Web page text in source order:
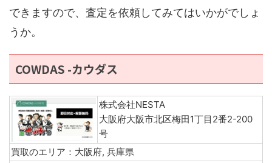
できますので、査定を依頼してみてはいかがでしょ
うか。
COWDAS -カウダス
株式会社NESTA
大阪府大阪市北区梅田1丁目2番2-200
号
買取のエリア：大阪府, 兵庫県